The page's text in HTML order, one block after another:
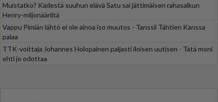
Muistatko? Kädestä suuhun elävä Satu sai jättimäisen rahasalkun
Henry-miljonääriltä
Vappu Pimiän lähtö ei ole ainoa iso muutos - Tanssii Tähtien Kanssa
palaa
TTK-voittaja Johannes Holopainen paljasti iloisen uutisen - Tätä moni
ehti jo odottaa